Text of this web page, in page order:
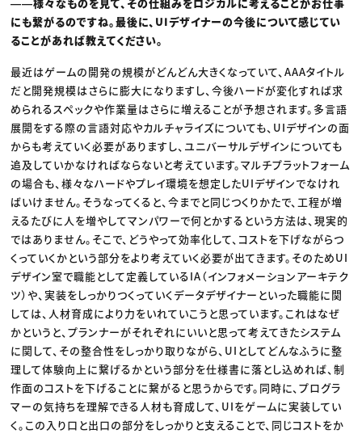
――様々なものを見て、その仕組みをロジカルに考えることがお仕事
にも繋がるのですね。最後に、UIデザイナーの今後について感じてい
ることがあれば教えてください。
最近はゲームの開発の規模がどんどん大きくなっていて、AAAタイトル
だと開発規模はさらに膨大になりますし、今後ハードが変化すれば求
められるスペックや作業量はさらに増えることが予想されます。多言語
展開をする際の言語対応やカルチャライズについても、UIデザインの面
からも考えていく必要がありますし、ユニバーサルデザインについても
追及していかなければならないと考えています。マルチプラットフォーム
の場合も、様々なハードやプレイ環境を想定したUIデザインでなけれ
ばいけません。そうなってくると、今までと同じつくりかたで、工程が増
えるたびに人を増やしてマンパワーで何とかするという方法は、現実的
ではありません。そこで、どうやって効率化して、コストを下げながらつ
くっていくかという部分をより考えていく必要が出てきます。そのためUI
デザイン室で職能として定義しているIA（インフォメーションアーキテク
ツ）や、実装をしっかりつくっていくデータデザイナーといった職能に関
しては、人材育成により力をいれていこうと思っています。これはなぜ
かというと、プランナーがそれぞれにいいと思って考えてきたシステム
に関して、その整合性をしっかり取りながら、UIとしてどんなふうに整
理して体験向上に繋げるかという部分を仕様書に落とし込めれば、制
作面のコストを下げることに繋がると思うからです。同時に、プログラ
マーの気持ちを理解できる人材も育成して、UIをゲームに実装してい
く。この入り口と出口の部分をしっかりと支えることで、同じコストをか